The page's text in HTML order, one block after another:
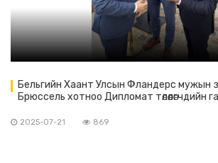
Бельгийн Хаант Улсын Фландерс мужын
Брюссель хотноо Дипломат төлөөлөгчдийн
уулзалт хийлээ.
2025-07-21 869